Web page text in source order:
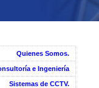
Quienes Somos.
e Ingeniería
Sistemas de CCTV.